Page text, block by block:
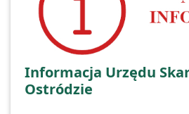
Informacja Urzędu
Ostródzie